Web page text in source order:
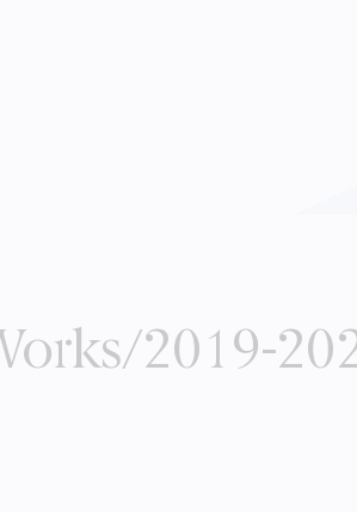
2019-